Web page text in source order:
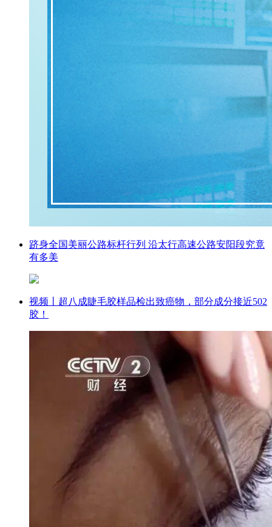
跻身全国美丽公路标杆行列 沿太行高速公路安阳段究竟
有多美
视频丨超八成睫毛胶样品检出致癌物，部分成分接近502
胶！